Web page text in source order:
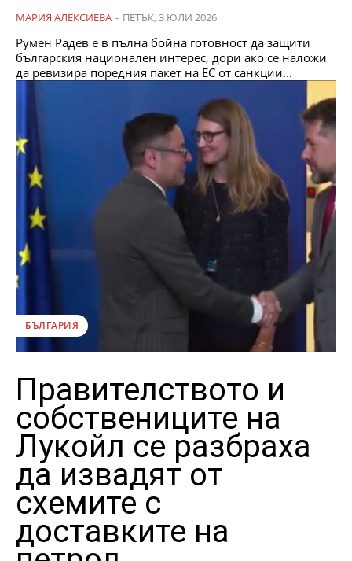
МАРИЯ АЛЕКСИЕВА - ПЕТЪК, 3 ЮЛИ 2026
Румен Радев е в пълна бойна готовност да защити
българския национален интерес, дори ако се наложи
да ревизира поредния пакет на ЕС от санкции...
БЪЛГАРИЯ
Правителството и
собствениците на
Лукойл се разбраха
да извадят от
схемите с
доставките на